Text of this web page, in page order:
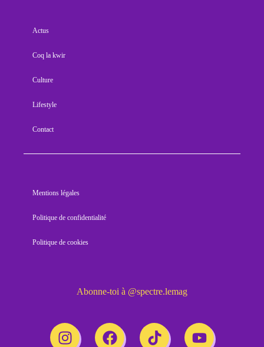
Actus
Coq la kwir
Culture
Lifestyle
Contact
Mentions légales
Politique de confidentialité
Politique de cookies
Abonne-toi à @spectre.lemag